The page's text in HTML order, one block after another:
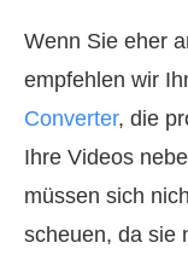
Wenn Sie eher
empfehlen wir
Converter, die
Ihre Videos
müssen sich
scheuen, da sie